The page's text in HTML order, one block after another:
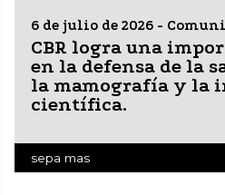
6 de julio de 2026 -
CBR logra una
en la defensa de la
la mamografía y la
científica.
sepa mas